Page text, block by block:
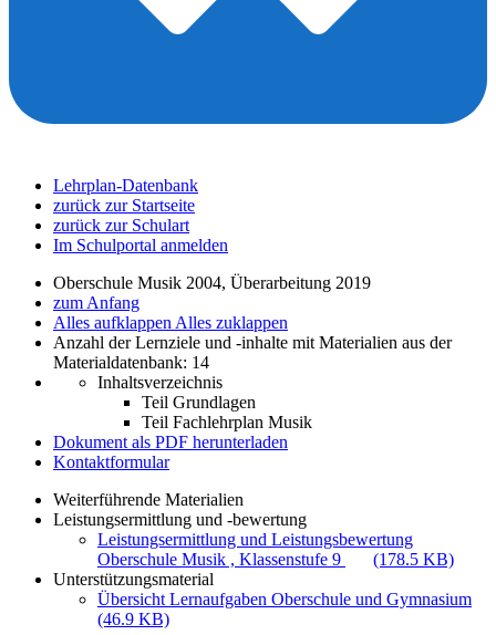
Lehrplan-Datenbank
zurück zur Startseite
zurück zur Schulart
Im Schulportal anmelden
Oberschule Musik 2004, Überarbeitung 2019
zum Anfang
Alles aufklappen Alles zuklappen
Anzahl der Lernziele und -inhalte mit Materialien aus der
Materialdatenbank: 14
Inhaltsverzeichnis
Teil Grundlagen
Teil Fachlehrplan Musik
Dokument als PDF herunterladen
Kontaktformular
Weiterführende Materialien
Leistungsermittlung und -bewertung
Leistungsermittlung und Leistungsbewertung
Oberschule Musik , Klassenstufe 9
(178.5 KB)
Unterstützungsmaterial
Übersicht Lernaufgaben Oberschule und Gymnasium
(46.9 KB)